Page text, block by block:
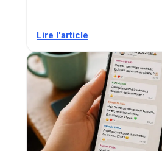
Lire l'article